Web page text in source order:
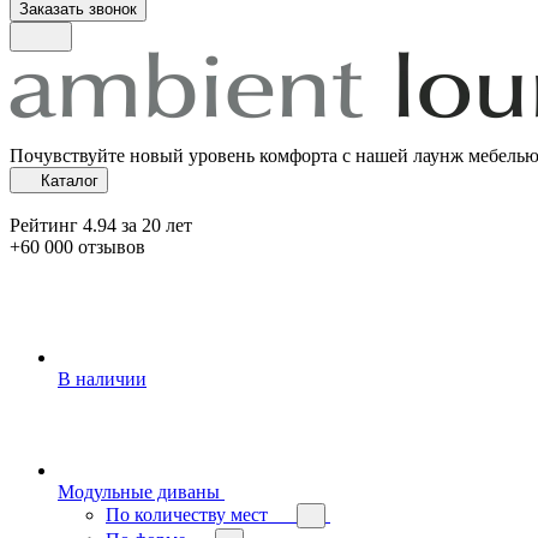
Заказать звонок
Почувствуйте новый уровень комфорта с нашей лаунж мебелью
Каталог
Рейтинг 4.94 за 20 лет
+60 000 отзывов
В наличии
Модульные диваны
По количеству мест